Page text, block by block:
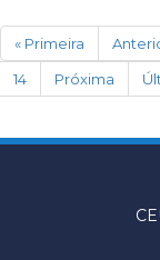
« Primeira
14
Próxima